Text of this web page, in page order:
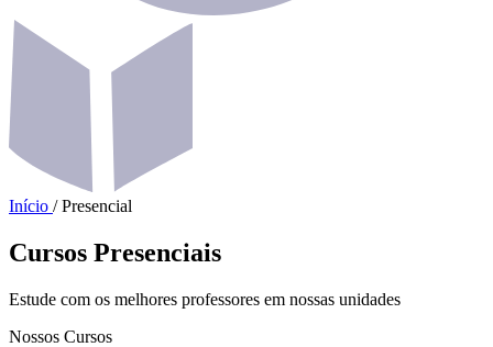
Início / Presencial
Cursos Presenciais
Estude com os melhores professores em nossas unidades
Nossos Cursos